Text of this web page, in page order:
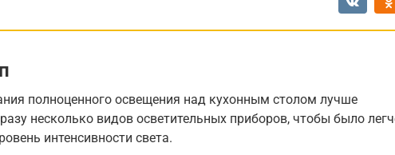
полноценного освещения над кухонным столом лучше
несколько видов осветительных приборов, чтобы было
интенсивности света.